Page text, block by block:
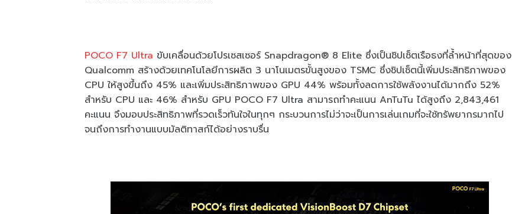
POCO F7 Ultra ขับเคลื่อนด้วยโปรเซสเซอร์ Snapdragon® 8 Elite ซึ่งเป็นชิปเซ็ตเรือธงที่ล้ำหน้าที่สุดของ
Qualcomm สร้างด้วยเทคโนโลยีการผลิต 3 นาโนเมตรขั้นสูงของ TSMC ซึ่งชิปเซ็ตนี้เพิ่มประสิทธิภาพของ
CPU ให้สูงขึ้นถึง 45% และเพิ่มประสิทธิภาพของ GPU 44% พร้อมทั้งลดการใช้พลังงานได้มากถึง 52%
สำหรับ CPU และ 46% สำหรับ GPU POCO F7 Ultra สามารถทำคะแนน AnTuTu ได้สูงถึง 2,843,461
คะแนน จึงมอบประสิทธิภาพที่รวดเร็วทันใจในทุกๆ กระบวนการไม่ว่าจะเป็นการเล่นเกมที่จะใช้ทรัพยากรมากไป
จนถึงการทำงานแบบมัลติทาสก์ได้อย่างราบรื่น